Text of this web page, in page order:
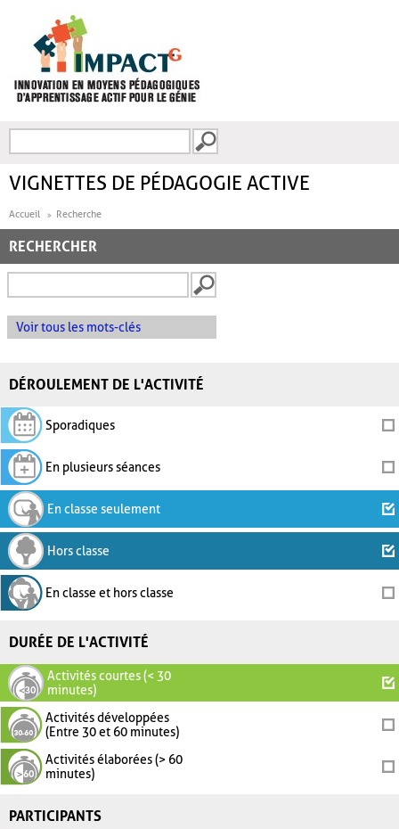
FORMULAIRE DE
VIGNETTES DE PÉDAGOGIE ACTIVE
Accueil Recherche
RECHERCHER
Voir tous les mots-clés
DÉROULEMENT DE L'ACTIVITÉ
Sporadiques
En plusieurs séances
En classe seulement
Hors classe
En classe et hors classe
DURÉE DE L'ACTIVITÉ
Activités courtes (< 30
minutes)
Activités développées
(Entre 30 et 60 minutes)
Activités élaborées (> 60
minutes)
PARTICIPANTS